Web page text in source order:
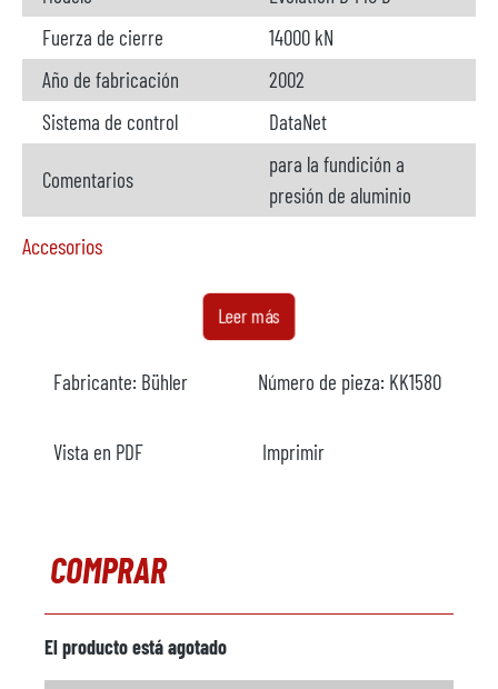
Fuerza de cierre
14000 kN
Año de fabricación
2002
Sistema de control
DataNet
Comentarios
para la fundición a
presión de aluminio
Accesorios
disponible
Modelo
W 1200 SL ProDos
Año
2002
Unidad extractora
Fabricante
Fanuc
Modelo
Leer más
Fabricante: Bühler Número de pieza: KK1580
Vista en PDF Imprimir
COMPRAR
El producto está agotado